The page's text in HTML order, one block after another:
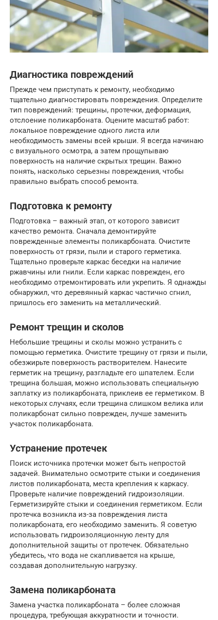
Диагностика повреждений
Прежде чем приступать к ремонту, необходимо
тщательно диагностировать повреждения. Определите
тип повреждений: трещины, протечки, деформация,
отслоение поликарбоната. Оцените масштаб работ:
локальное повреждение одного листа или
необходимость замены всей крыши. Я всегда начинаю
с визуального осмотра, а затем прощупываю
поверхность на наличие скрытых трещин. Важно
понять, насколько серьезны повреждения, чтобы
правильно выбрать способ ремонта.
Подготовка к ремонту
Подготовка – важный этап, от которого зависит
качество ремонта. Сначала демонтируйте
поврежденные элементы поликарбоната. Очистите
поверхность от грязи, пыли и старого герметика.
Тщательно проверьте каркас беседки на наличие
ржавчины или гнили. Если каркас поврежден, его
необходимо отремонтировать или укрепить. Я однажды
обнаружил, что деревянный каркас частично сгнил,
пришлось его заменить на металлический.
Ремонт трещин и сколов
Небольшие трещины и сколы можно устранить с
помощью герметика. Очистите трещину от грязи и пыли,
обезжирьте поверхность растворителем. Нанесите
герметик на трещину, разгладьте его шпателем. Если
трещина большая, можно использовать специальную
заплатку из поликарбоната, приклеив ее герметиком. В
некоторых случаях, если трещина слишком велика или
поликарбонат сильно поврежден, лучше заменить
участок поликарбоната.
Устранение протечек
Поиск источника протечки может быть непростой
задачей. Внимательно осмотрите стыки и соединения
листов поликарбоната, места крепления к каркасу.
Проверьте наличие повреждений гидроизоляции.
Герметизируйте стыки и соединения герметиком. Если
протечка возникла из-за повреждения листа
поликарбоната, его необходимо заменить. Я советую
использовать гидроизоляционную ленту для
дополнительной защиты от протечек. Обязательно
убедитесь, что вода не скапливается на крыше,
создавая дополнительную нагрузку.
Замена поликарбоната
Замена участка поликарбоната – более сложная
процедура, требующая аккуратности и точности.